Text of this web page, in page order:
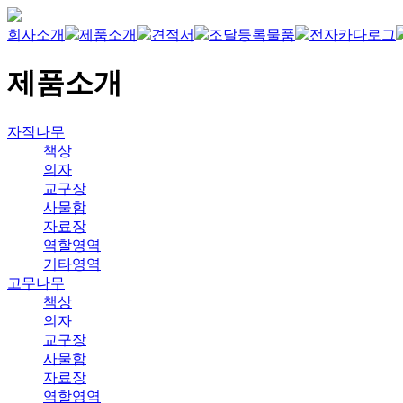
회사소개 제품소개 견적서 조달등록물품 전자카다로그
제품소개
자작나무
책상
의자
교구장
사물함
자료장
역할영역
기타영역
고무나무
책상
의자
교구장
사물함
자료장
역할영역